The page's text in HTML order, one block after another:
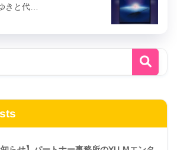
きと代…